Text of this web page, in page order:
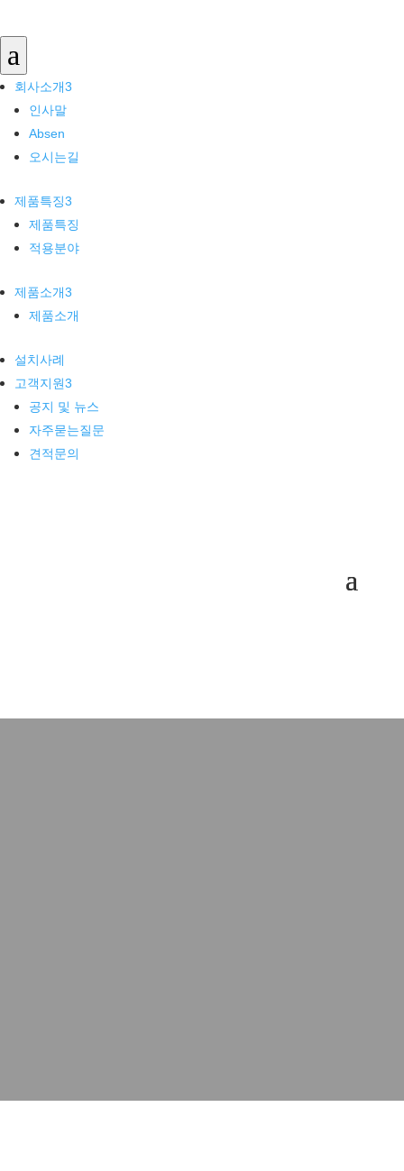
회사소개
인사말
Absen
고객지원
자주묻는질문
견적문의
a
회사소개3
인사말
Absen
오시는길
제품특징3
제품특징
적용분야
제품소개3
제품소개
설치사례
고객지원3
공지 및 뉴스
자주묻는질문
견적문의